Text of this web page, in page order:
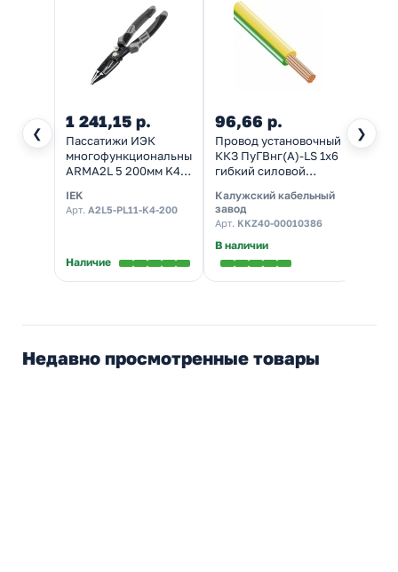
❮ ❯
1 241,15 р.
Пассатижи ИЭК
многофункциональные
ARMA2L 5 200мм K4
зачистка до 6мм2,
опрессовка
IEK
Арт. A2L5-PL11-K4-200
Наличие
96,66 р.
Провод установочный
ККЗ ПуГВнг(А)-LS 1х6
гибкий силовой
желто-зеленый ГОСТ
31947
Калужский кабельный
завод
Арт. KKZ40-00010386
В наличии
Недавно просмотренные товары